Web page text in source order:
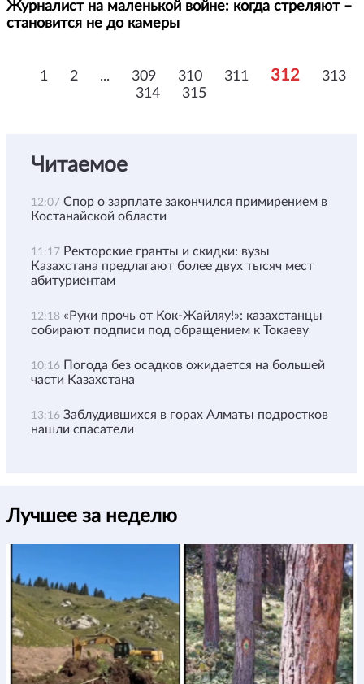
Журналист на маленькой войне: когда стреляют –
становится не до камеры
1 2 ... 309 310 311 312
313
314
315
Читаемое
12:07 Спор о зарплате закончился примирением в
Костанайской области
11:17 Ректорские гранты и скидки: вузы
Казахстана предлагают более двух тысяч мест
абитуриентам
12:18 «Руки прочь от Кок-Жайляу!»: казахстанцы
собирают подписи под обращением к Токаеву
10:16 Погода без осадков ожидается на большей
части Казахстана
13:16 Заблудившихся в горах Алматы подростков
нашли спасатели
Лучшее за неделю